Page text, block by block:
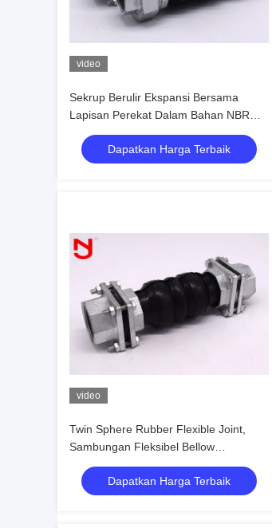
video
Sekrup Berulir Ekspansi Bersama
Lapisan Perekat Dalam Bahan NBR
Seamless
Dapatkan Harga Terbaik
video
Twin Sphere Rubber Flexible Joint,
Sambungan Fleksibel Bellow
Expansion Joint Female
Dapatkan Harga Terbaik